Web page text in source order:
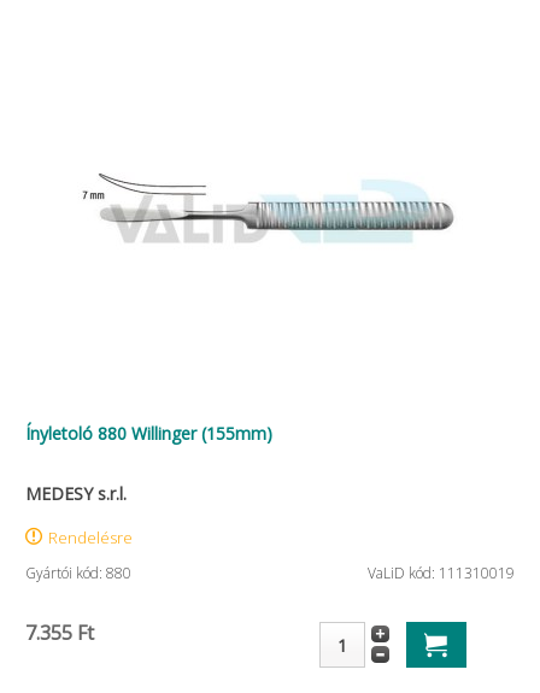
Ínyletoló 880 Willinger (155mm)
MEDESY s.r.l.
Rendelésre
Gyártói kód: 880 VaLiD kód: 111310019
7.355 Ft